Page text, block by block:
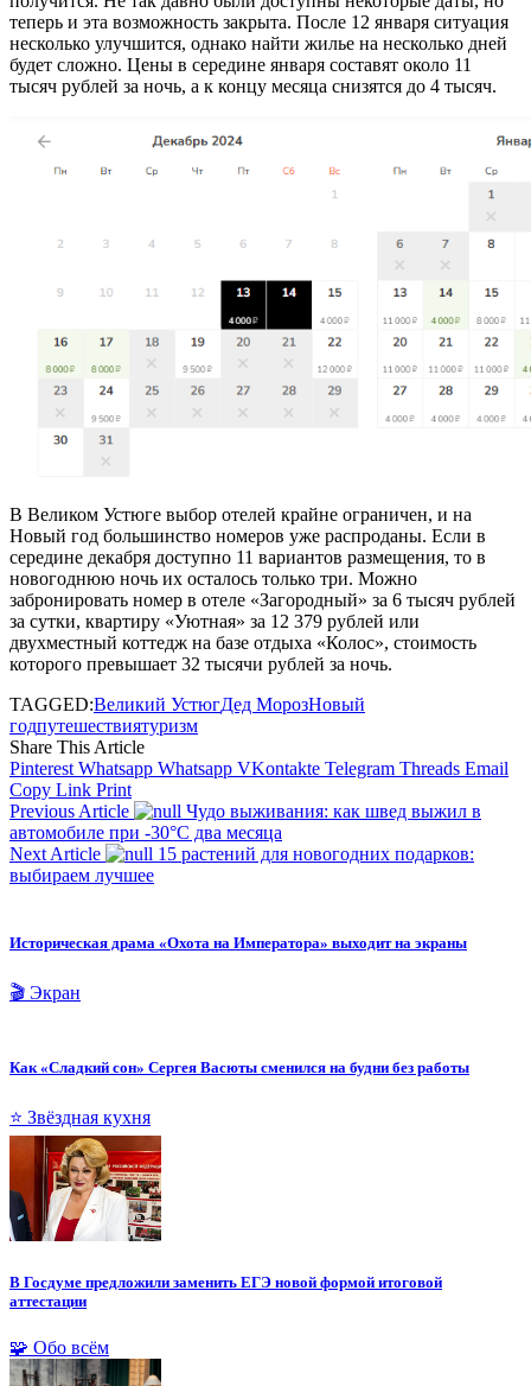
теперь и эта возможность закрыта. После 12 января ситуация
несколько улучшится, однако найти жилье на несколько дней
будет сложно. Цены в середине января составят около 11
тысяч рублей за ночь, а к концу месяца снизятся до 4 тысяч.
В Великом Устюге выбор отелей крайне ограничен, и на
Новый год большинство номеров уже распроданы. Если в
середине декабря доступно 11 вариантов размещения, то в
новогоднюю ночь их осталось только три. Можно
забронировать номер в отеле «Загородный» за 6 тысяч рублей
за сутки, квартиру «Уютная» за 12 379 рублей или
двухместный коттедж на базе отдыха «Колос», стоимость
которого превышает 32 тысячи рублей за ночь.
TAGGED:Великий УстюгДед МорозНовый
годпутешествиятуризм
Share This Article
Pinterest Whatsapp Whatsapp VKontakte Telegram Threads Email
Copy Link Print
Previous Article
Чудо выживания: как швед выжил в
автомобиле при -30°C два месяца
Next Article
15 растений для новогодних подарков:
выбираем лучшее
Историческая драма «Охота на Императора» выходит на экраны
🎬 Экран
Как «Сладкий сон» Сергея Васюты сменился на будни без работы
⭐ Звёздная кухня
В Госдуме предложили заменить ЕГЭ новой формой итоговой
аттестации
🧩 Обо всём